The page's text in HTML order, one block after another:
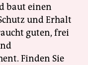
baut einen
und Erhalt
guten, frei
Finden Sie